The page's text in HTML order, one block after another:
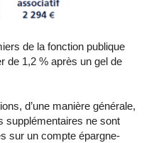
de la fonction publique
de 1,2 % après un gel de
d’une manière générale,
supplémentaires ne sont
sur un compte épargne-